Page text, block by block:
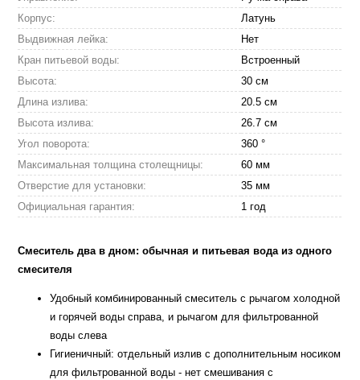
Корпус:
Латунь
Выдвижная лейка:
Нет
Кран питьевой воды:
Встроенный
Высота:
30 см
Длина излива:
20.5 см
Высота излива:
26.7 см
Угол поворота:
360 °
Максимальная толщина столещницы:
60 мм
Отверстие для установки:
35 мм
Официальная гарантия:
1 год
Смеситель два в дном: обычная и питьевая вода из одного
смесителя
Удобный комбинированный смеситель с рычагом холодной
и горячей воды справа, и рычагом для фильтрованной
воды слева
Гигиеничный: отдельный излив с дополнительным носиком
для фильтрованной воды - нет смешивания с